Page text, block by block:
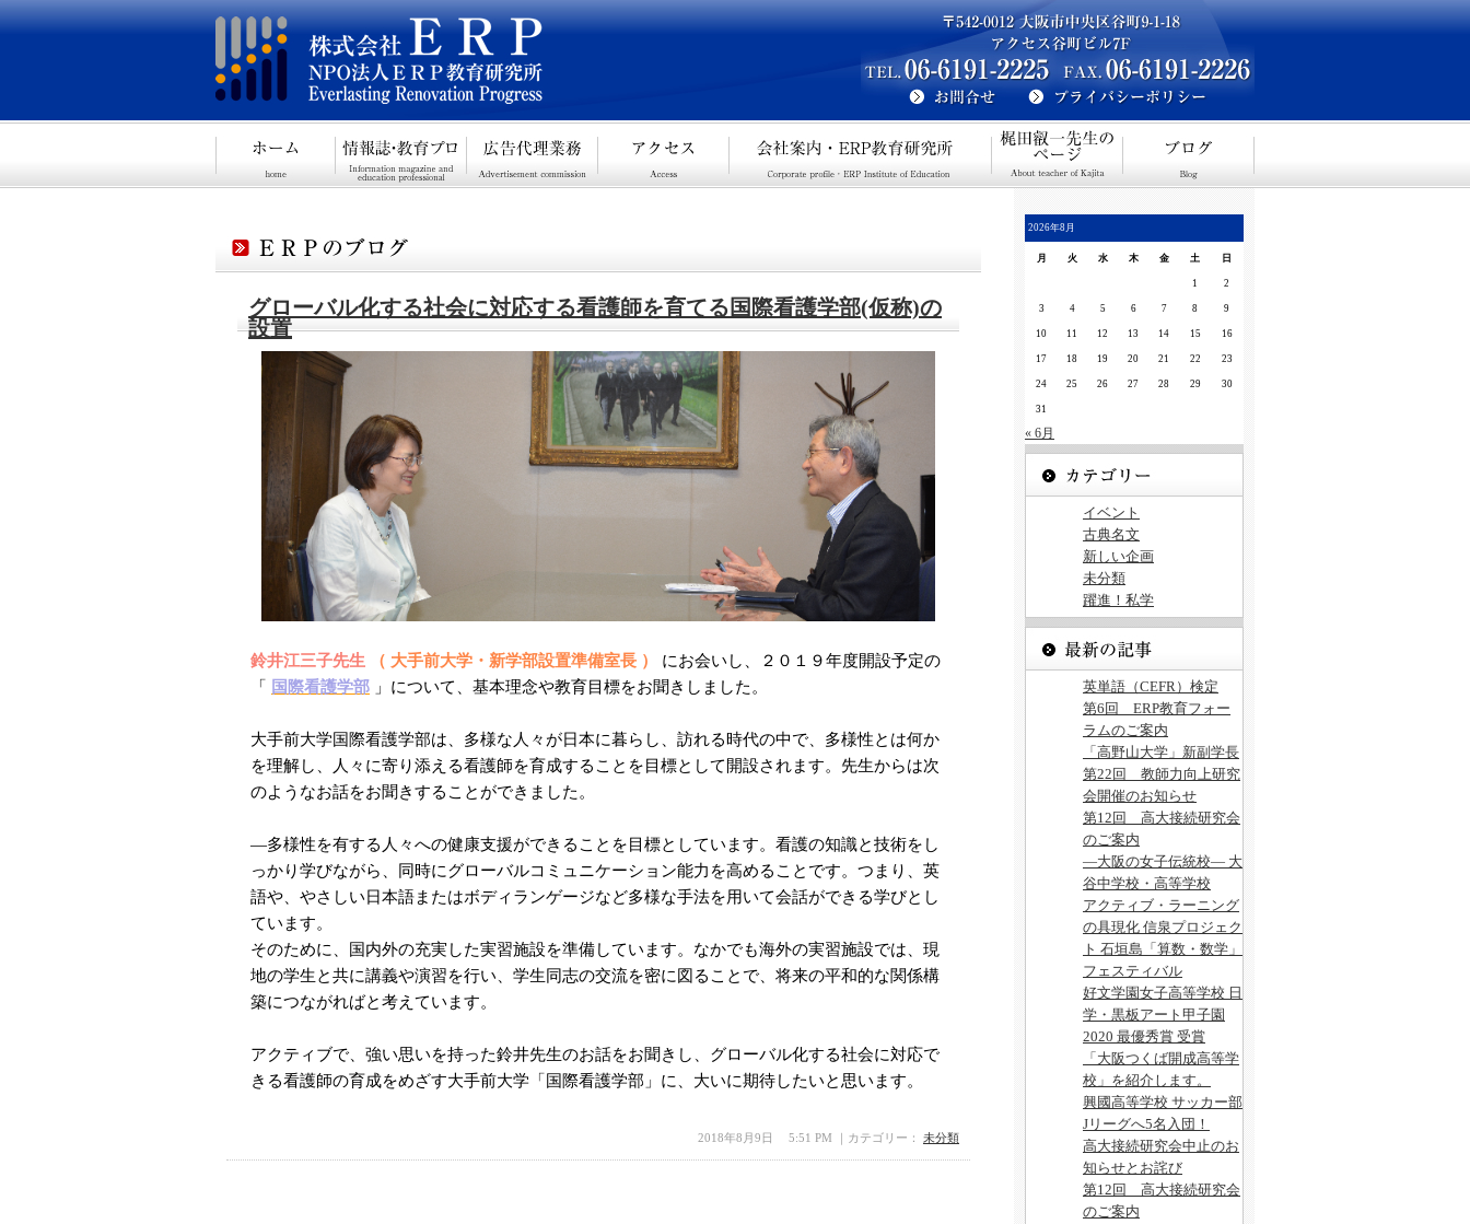
グローバル化する社会に対応する看護師を育てる国際看護学部(仮称)の
設置
鈴井江三子先生 （ 大手前大学・新学部設置準備室長 ） にお会いし、２０１９年度開設予定の
「
国際看護学部 」について、基本理念や教育目標をお聞きしました。
大手前大学国際看護学部は、多様な人々が日本に暮らし、訪れる時代の中で、多様性とは何か
を理解し、人々に寄り添える看護師を育成することを目標として開設されます。先生からは次
のようなお話をお聞きすることができました。
―多様性を有する人々への健康支援ができることを目標としています。看護の知識と技術をし
っかり学びながら、同時にグローバルコミュニケーション能力を高めることです。つまり、英
語や、やさしい日本語またはボディランゲージなど多様な手法を用いて会話ができる学びとし
ています。
そのために、国内外の充実した実習施設を準備しています。なかでも海外の実習施設では、現
地の学生と共に講義や演習を行い、学生同志の交流を密に図ることで、将来の平和的な関係構
築につながればと考えています。
アクティブで、強い思いを持った鈴井先生のお話をお聞きし、グローバル化する社会に対応で
きる看護師の育成をめざす大手前大学「国際看護学部」 に、大いに期待したいと思います。
2018年8月9日 5:51 PM ｜カテゴリー： 未分類
2026年8月
月 火 水 木 金 土 日
1 2
3 4 5 6 7 8 9
10 11 12 13 14 15 16
17 18 19 20 21 22 23
24 25 26 27 28 29 30
31
« 6月
イベント
古典名文
新しい企画
未分類
躍進！私学
英単語（CEFR）検定
第6回 ERP教育フォー
ラムのご案内
「高野山大学」新副学長
第22回 教師力向上研究
会開催のお知らせ
第12回 高大接続研究会
のご案内
―大阪の女子伝統校― 大
谷中学校・高等学校
アクティブ・ラーニング
の具現化 信泉プロジェク
ト 石垣島「算数・数学」
フェスティバル
好文学園女子高等学校 日
学・黒板アート甲子園
2020 最優秀賞 受賞
「大阪つくば開成高等学
校」を紹介します。
興國高等学校 サッカー部
Jリーグへ5名入団！
高大接続研究会中止のお
知らせとお詫び
第12回 高大接続研究会
のご案内